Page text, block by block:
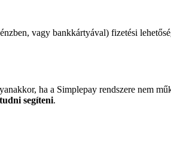
vagy bankkártyával) fizetési
ha a Simplepay rendszere nem
segíteni.